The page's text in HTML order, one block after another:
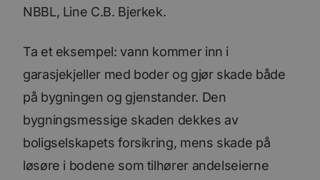
NBBL, Line C.B. Bjerkek.
Ta et eksempel: vann kommer inn i
garasjekjeller med boder og gjør skade både
på bygningen og gjenstander. Den
bygningsmessige skaden dekkes av
boligselskapets forsikring, mens skade på
løsøre i bodene som tilhører andelseierne